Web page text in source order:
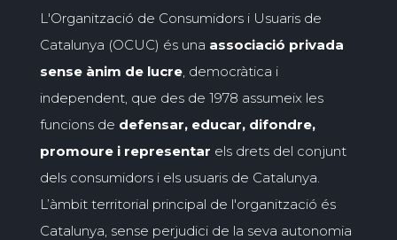
L'Organització de Consumidors i Usuaris de
Catalunya (OCUC) és una associació privada
sense ànim de lucre, democràtica i
independent, que des de 1978 assumeix les
funcions de defensar, educar, difondre,
promoure i representar els drets del conjunt
dels consumidors i els usuaris de Catalunya.
L’àmbit territorial principal de l'organització és
Catalunya, sense perjudici de la seva autonomia